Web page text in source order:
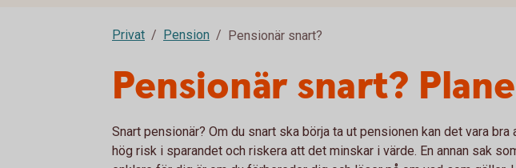
Privat Pension Pensionär snart?
Pensionär snart?
Snart pensionär? Om du snart ska börja ta ut pensionen kan det vara bra
hög risk i sparandet och riskera att det minskar i värde. En annan sak